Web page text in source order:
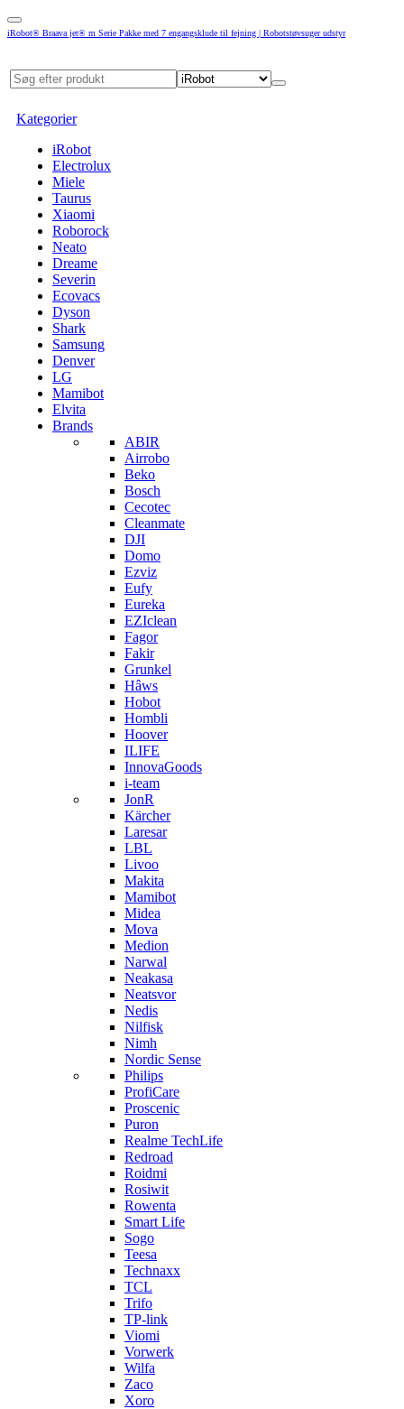
iRobot® Braava jet® m Serie Pakke med 7 engangsklude til fejning | Robotstøvsuger udstyr
Kategorier
iRobot
Electrolux
Miele
Taurus
Xiaomi
Roborock
Neato
Dreame
Severin
Ecovacs
Dyson
Shark
Samsung
Denver
LG
Mamibot
Elvita
Brands
ABIR
Airrobo
Beko
Bosch
Cecotec
Cleanmate
DJI
Domo
Ezviz
Eufy
Eureka
EZIclean
Fagor
Fakir
Grunkel
Hâws
Hobot
Hombli
Hoover
ILIFE
InnovaGoods
i-team
JonR
Kärcher
Laresar
LBL
Livoo
Makita
Mamibot
Midea
Mova
Medion
Narwal
Neakasa
Neatsvor
Nedis
Nilfisk
Nimh
Nordic Sense
Philips
ProfiCare
Proscenic
Puron
Realme TechLife
Redroad
Roidmi
Rosiwit
Rowenta
Smart Life
Sogo
Teesa
Technaxx
TCL
Trifo
TP-link
Viomi
Vorwerk
Wilfa
Zaco
Xoro